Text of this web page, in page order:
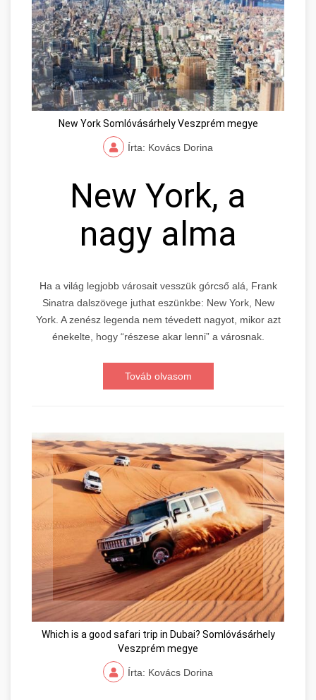
New York Somlóvásárhely Veszprém megye
Írta: Kovács Dorina
New York, a
nagy alma
Ha a világ legjobb városait vesszük górcső alá, Frank
Sinatra dalszövege juthat eszünkbe: New York, New
York. A zenész legenda nem tévedett nagyot, mikor azt
énekelte, hogy “részese akar lenni” a városnak.
Továb olvasom
Which is a good safari trip in Dubai? Somlóvásárhely
Veszprém megye
Írta: Kovács Dorina